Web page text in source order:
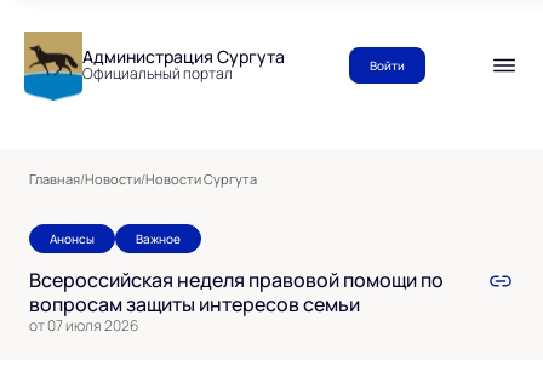
Администрация Сургута
Официальный портал Войти
Главная/Новости/Новости Сургута
Анонсы Важное
Всероссийская неделя правовой помощи по
вопросам защиты интересов семьи
от 07 июля 2026